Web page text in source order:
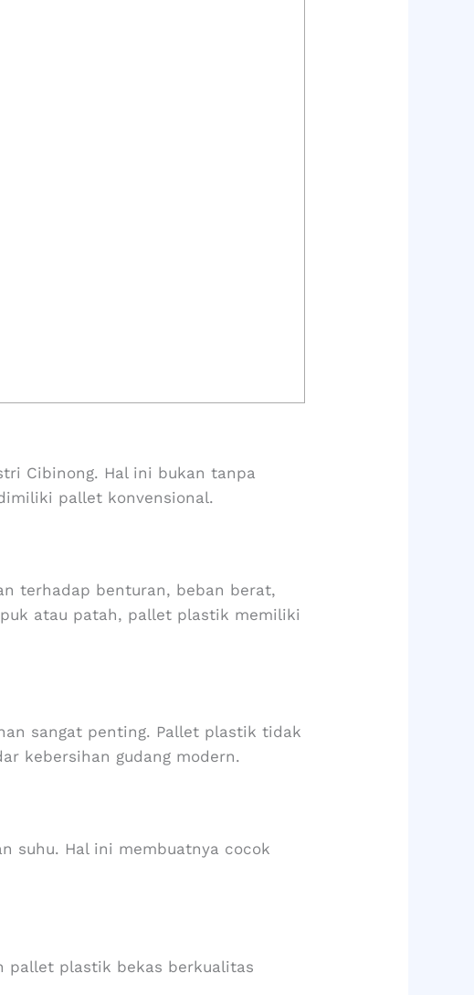
Cibinong. Hal ini bukan tanpa
pallet konvensional.
terhadap benturan, beban berat,
atau patah, pallet plastik memiliki
sangat penting. Pallet plastik tidak
kebersihan gudang modern.
suhu. Hal ini membuatnya cocok
pallet plastik bekas berkualitas